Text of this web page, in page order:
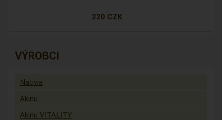
220 CZK
VÝROBCI
Nativia
Akinu
Akinu VITALITY